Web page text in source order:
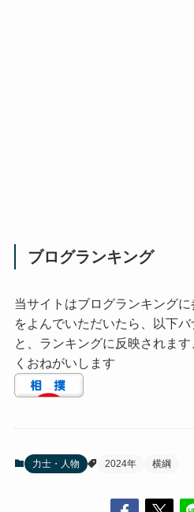
ブログランキング
当サイトはブログランキング
をよんでいただいたら、以下
と、ランキングに反映されま
くおねがいします
力士・人物 2024年 横綱